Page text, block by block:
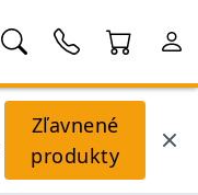
Zľavnené
produkty